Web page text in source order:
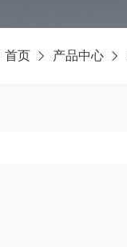
首页 产品中心